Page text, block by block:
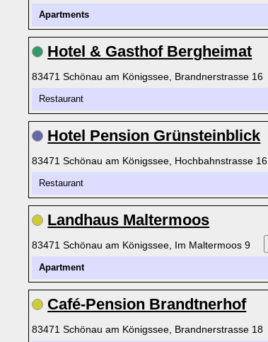
Apartments
Hotel & Gasthof Bergheimat
83471 Schönau am Königssee, Brandnerstrasse 16
Restaurant
Hotel Pension Grünsteinblick
83471 Schönau am Königssee, Hochbahnstrasse 16
Restaurant
Landhaus Maltermoos
83471 Schönau am Königssee, Im Maltermoos 9
Apartment
Café-Pension Brandtnerhof
83471 Schönau am Königssee, Brandnerstrasse 18